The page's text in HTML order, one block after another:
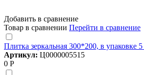
Добавить в сравнение
Товар в сравнении Перейти в сравнение
Плитка зеркальная 300*200, в упаковке
Артикул: Ц0000005515
0 Р